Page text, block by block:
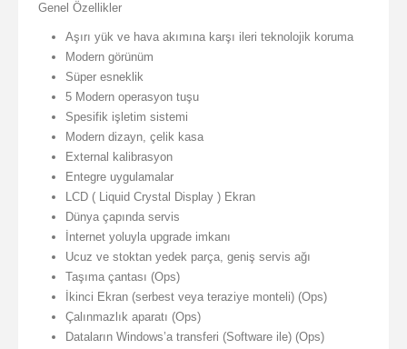
Genel Özellikler
Aşırı yük ve hava akımına karşı ileri teknolojik koruma
Modern görünüm
Süper esneklik
5 Modern operasyon tuşu
Spesifik işletim sistemi
Modern dizayn, çelik kasa
External kalibrasyon
Entegre uygulamalar
LCD ( Liquid Crystal Display ) Ekran
Dünya çapında servis
İnternet yoluyla upgrade imkanı
Ucuz ve stoktan yedek parça, geniş servis ağı
Taşıma çantası (Ops)
İkinci Ekran (serbest veya teraziye monteli) (Ops)
Çalınmazlık aparatı (Ops)
Dataların Windows’a transferi (Software ile) (Ops)